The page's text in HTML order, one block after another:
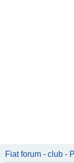
Fiat forum - club -